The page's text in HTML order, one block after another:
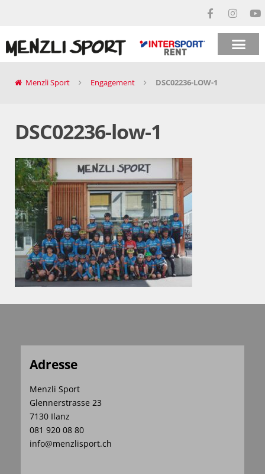
Menzli Sport Engagement DSC02236-LOW-1
DSC02236-low-1
Adresse
Menzli Sport
Glennerstrasse 23
7130 Ilanz
081 920 08 80
info@menzlisport.ch